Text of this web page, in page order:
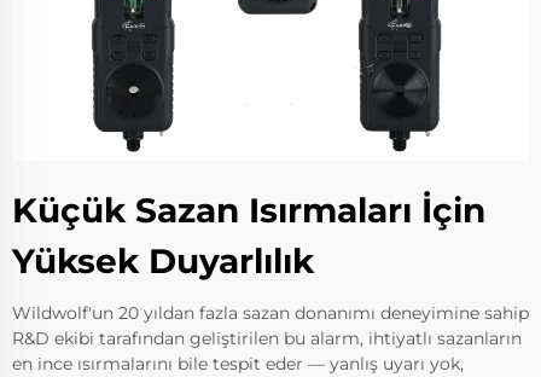
Küçük Sazan Isırmaları İçin
Yüksek Duyarlılık
Wildwolf'un 20 yıldan fazla sazan donanımı deneyimine sahip
R&D ekibi tarafından geliştirilen bu alarm, ihtiyatlı sazanların
en ince ısırmalarını bile tespit eder — yanlış uyarı yok,